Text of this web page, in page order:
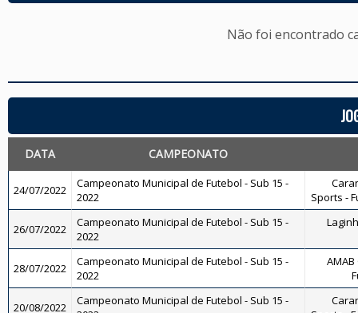
Não foi encontrado
DATA CAMPEONATO
24/07/2022
Campeonato Municipal de Futebol - Sub 15 -
2022
Sports -
26/07/2022
Campeonato Municipal de Futebol - Sub 15 -
2022
28/07/2022
Campeonato Municipal de Futebol - Sub 15 -
2022
20/08/2022
Campeonato Municipal de Futebol - Sub 15 -